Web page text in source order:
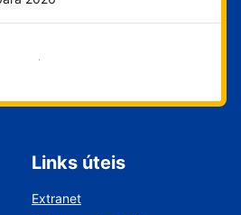
agora
Links úteis
Extranet